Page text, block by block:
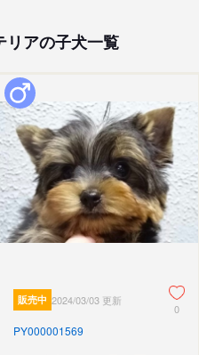
リアの子犬一覧
販売中 2024/03/03 更新
0
PY000001569